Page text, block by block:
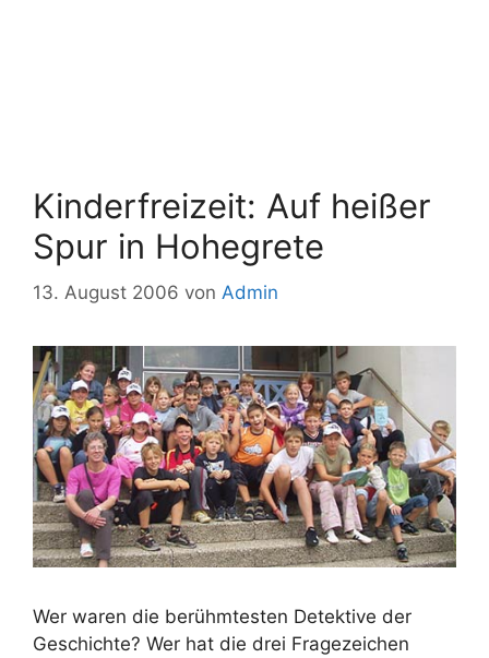
Kinderfreizeit: Auf heißer
Spur in Hohegrete
13. August 2006 von Admin
Wer waren die berühmtesten Detektive der
Geschichte? Wer hat die drei Fragezeichen